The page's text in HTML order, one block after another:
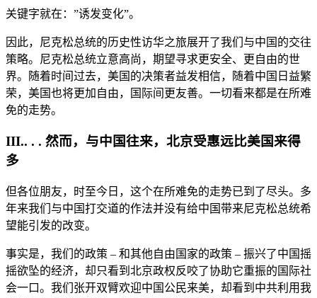
关键字就在：”诱发变化”。
因此，尼克松总统的历史性访华之旅展开了我们与中国的交往
策略。尼克松总统立意高尚，期望寻求更安全、更自由的世
界。随着时间过去，美国的决策者益发相信，随着中国日益繁
荣，美国也将更加自由，国际间更友善。一切看来都是在所难
免的走势。
III.. . . 然而，与中国往来，北京受惠远比美国来得
多
但各位朋友，时至今日，这个在所难免的走势已到了尽头。多
年来我们与中国打交道的作法并没有给中国带来尼克松总统希
望能引发的改变。
事实是，我们的政策 – 和其他自由国家的政策 – 振兴了中国摇
摇欲坠的经济，却只看到北京政权反咬了协助它重振的国际社
会一口。我们张开双臂欢迎中国公民来美，却看到中共利用我